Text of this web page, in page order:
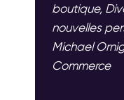
boutique,
nouvelles
Michael
Commerce